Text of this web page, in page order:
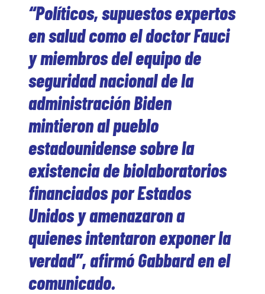
“Políticos, supuestos expertos
en salud como el doctor Fauci
y miembros del equipo de
seguridad nacional de la
administración Biden
mintieron al pueblo
estadounidense sobre la
existencia de biolaboratorios
financiados por Estados
Unidos y amenazaron a
quienes intentaron exponer la
verdad”, afirmó Gabbard en el
comunicado.